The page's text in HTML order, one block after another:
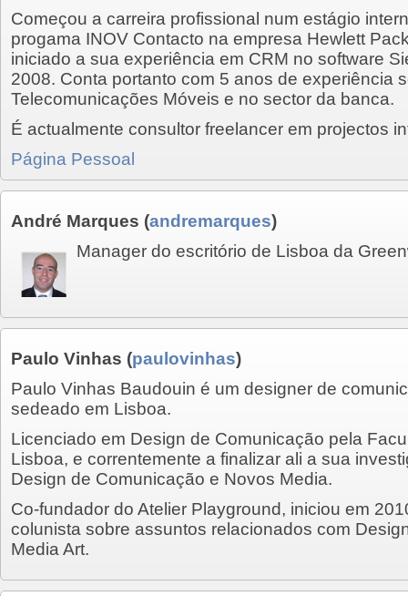
Começou a carreira profissional num estágio
progama INOV Contacto na empresa Hewlett
iniciado a sua experiência em CRM no software
2008. Conta portanto com 5 anos de experiência
Telecomunicações Móveis e no sector da banca.
É actualmente consultor freelancer em projectos
Página Pessoal
André Marques (andremarques)
Manager do escritório de Lisboa da
Paulo Vinhas (paulovinhas)
Paulo Vinhas Baudouin é um designer de
sedeado em Lisboa.
Licenciado em Design de Comunicação pela
Lisboa, e correntemente a finalizar ali a sua
Design de Comunicação e Novos Media.
Co-fundador do Atelier Playground, iniciou em
colunista sobre assuntos relacionados com
Media Art.